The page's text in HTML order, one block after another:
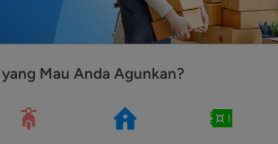
Mau Anda Agunkan?